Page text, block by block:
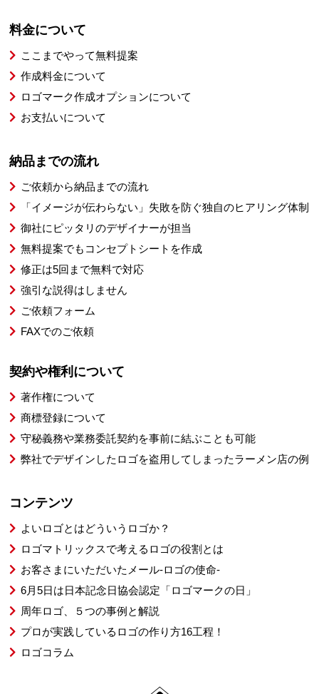
料金について
ここまでやって無料提案
作成料金について
ロゴマーク作成オプションについて
お支払いについて
納品までの流れ
ご依頼から納品までの流れ
「イメージが伝わらない」失敗を防ぐ独自のヒアリング体制
御社にピッタリのデザイナーが担当
無料提案でもコンセプトシートを作成
修正は5回まで無料で対応
強引な説得はしません
ご依頼フォーム
FAXでのご依頼
契約や権利について
著作権について
商標登録について
守秘義務や業務委託契約を事前に結ぶことも可能
弊社でデザインしたロゴを盗用してしまったラーメン店の例
コンテンツ
よいロゴとはどういうロゴか？
ロゴマトリックスで考えるロゴの役割とは
お客さまにいただいたメール-ロゴの使命-
6月5日は日本記念日協会認定「ロゴマークの日」
周年ロゴ、５つの事例と解説
プロが実践しているロゴの作り方16工程！
ロゴコラム